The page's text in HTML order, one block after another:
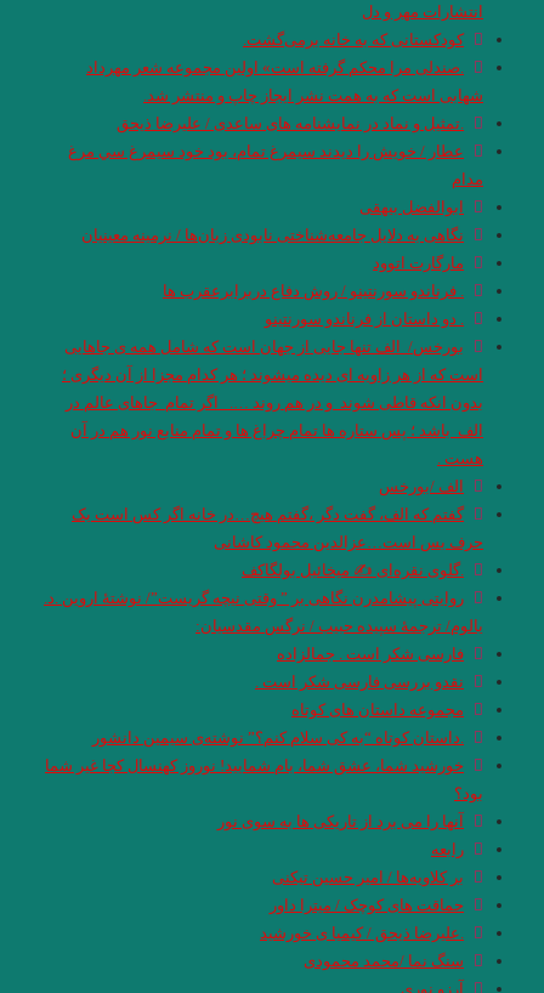
انتشارات مهر و دل
کودکستانی که به خانه برمی‌گشت.
.صندلی مرا محکم گرفته است»‌ اولین مجموعه شعر مهرداد
شهابی است که به همت نشر ایجاز چاپ و منتشر شد.
.تمثیل و نماد در نمایشنامه های ساعدی / علیرضا ذیحق
عطار / خويش را ديدند سيمرغ تمام، بود خود سيمرغ سي مرغ
مدام
ابوالفضل بیهقی
نگاهی به دلایل جامعه­‌شناختی نابودی زبان‌ها / نرمینه معینیان
مارگارت اتوود
. فرناندو سورنتینو / روش دﻓﺎع درﺑﺮاﺑﺮﻋﻘﺮب ﻫﺎ
. دو داستان از فرناندو سورنتینو
بورخس/ الف تنها جایی از جهان است که شامل همه ی جاهایی
است که از هر زاویه ای دیده میشوند ؛ هر کدام مجزا از آن دیگری ؛
بدون انکه قاطی شوند و در هم روند …. اگر تمام جاهای عالم در
الف باشد ؛ پس ستاره ها تمام چراغ ها و تمام منابع نور هم در آن
هست .
الف /بورخس
گفتم که الف، گفت دگر ،گفتم هیچ…در خانه اگر کس است یک
حرف بس است…عزالدین محمود کاشانی
.گلوی نقره‌ای ✍ میخائیل بولگاکف
روایتی پیشامدرن نگاهی بر ” وقتی نیچه گریست”/ نوشتۀ اروین .د.
یالوم/ ترجمۀ سپیده حبیب / نرگس مقدسیان:
فارسی شکر است . جمالزاده
نقدو بررسی فارسی شکر است .
مجموعه داستان های کوتاه
.داستان کوتاه “به کی سلام کنم؟” نوشته‌ی سیمین دانشور
خورشید شما، عشق شما، بام شمایید! نوروز کهنسال کجا غیر شما
بود؟
آنها را می برد از تاریکی ها به سوی نور
رابعه
بر کلاویه‌ها / امیر حسین تیکنی
حماقت های کوچک / میترا داور
.علیرضا ذیحق / کیمیا ی خورشید
سنگ نما /محمد محمودی
آرزو نوری